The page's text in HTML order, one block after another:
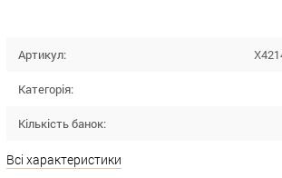
Артикул:
Категорія:
Кількість банок:
Всі характеристики